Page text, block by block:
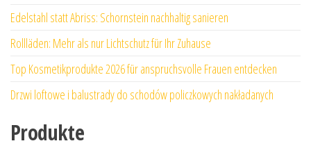
Edelstahl statt Abriss: Schornstein nachhaltig sanieren
Rollläden: Mehr als nur Lichtschutz für Ihr Zuhause
Top Kosmetikprodukte 2026 für anspruchsvolle Frauen entdecken
Drzwi loftowe i balustrady do schodów policzkowych nakładanych
Produkte